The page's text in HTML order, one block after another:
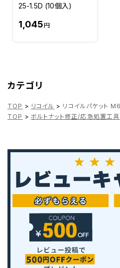
25-1.5D (10個入)
1,045円
カテゴリ
TOP > リコイル > リコイルパケット
TOP > ボルトナット修正/応急処置工具